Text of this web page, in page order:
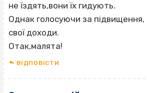
не їздять,вони їх гидують.
Однак голосуючи за підвищення,
свої доходи.
Отак,малята!
ВІДПОВІCТИ